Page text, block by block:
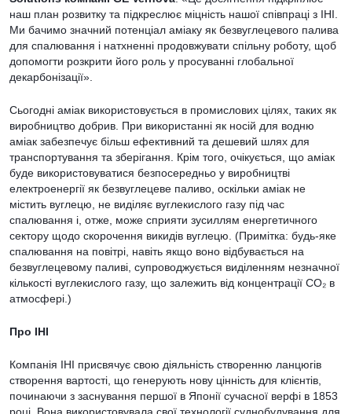
наш план розвитку та підкреслює міцність нашої співпраці з IHI.
Ми бачимо значний потенціал аміаку як безвуглецевого палива
для спалювання і натхненні продовжувати спільну роботу, щоб
допомогти розкрити його роль у просуванні глобальної
декарбонізації».
Сьогодні аміак використовується в промислових цілях, таких як
виробництво добрив. При використанні як носій для водню
аміак забезпечує більш ефективний та дешевий шлях для
транспортування та зберігання. Крім того, очікується, що аміак
буде використовуватися безпосередньо у виробництві
електроенергії як безвуглецеве паливо, оскільки аміак не
містить вуглецю, не виділяє вуглекислого газу під час
спалювання і, отже, може сприяти зусиллям енергетичного
сектору щодо скорочення викидів вуглецю. (Примітка: будь-яке
спалювання на повітрі, навіть якщо воно відбувається на
безвуглецевому паливі, супроводжується виділенням незначної
кількості вуглекислого газу, що залежить від концентрації CO₂ в
атмосфері.)
Про IHI
Компанія IHI присвячує свою діяльність створенню ланцюгів
створення вартості, що генерують нову цінність для клієнтів,
починаючи з заснування першої в Японії сучасної верфі в 1853